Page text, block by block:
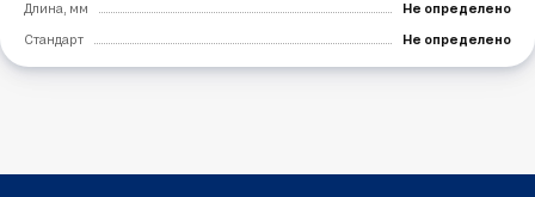
Длина, мм Не определено
Стандарт Не определено